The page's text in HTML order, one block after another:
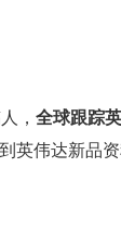
， 全球跟踪
英伟达新品